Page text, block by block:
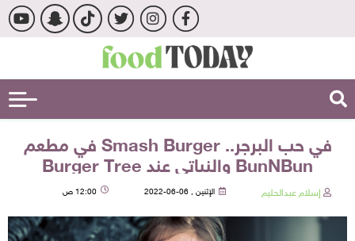
في حب البرجر.. Smash Burger في مطعم
BunNBun والنباتي عند Burger Tree
إسلام عبدالحليم الإثنين , 06-06-2022 12:00 ص